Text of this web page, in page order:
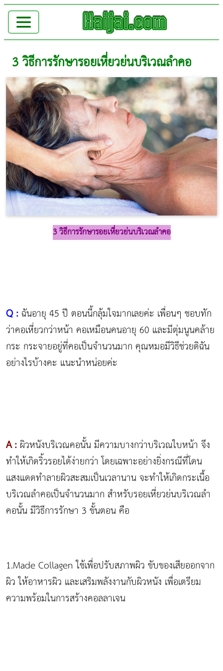
3 วิธีการรักษารอยเหี่ยวย่นบริเวณลำคอ
3 วิธีการรักษารอยเหี่ยวย่นบริเวณลำคอ
Q :ฉันอายุ 45 ปี ตอนนี้กลุ้มใจมากเลยค่ะ เพื่อนๆ ชอบทัก
ว่าคอเหี่ยวกว่าหน้า คอเหมือนคนอายุ 60 และมีตุ่มนูนคล้าย
กระ กระจายอยู่ที่คอเป็นจำนวนมาก คุณหมอมีวิธีช่วยดิฉัน
อย่างไรบ้างคะ แนะนำหน่อยค่ะ
A :ผิวหนังบริเวณคอนั้น มีความบางกว่าบริเวณใบหน้า จึง
ทำให้เกิดริ้วรอยได้ง่ายกว่า โดยเฉพาะอย่างยิ่งกรณีที่โดน
แสงแดดทำลายผิวสะสมเป็นเวลานาน จะทำให้เกิดกระเนื้อ
บริเวณลำคอเป็นจำนวนมาก สำหรับรอยเหี่ยวย่นบริเวณลำ
คอนั้น มีวิธีการรักษา 3 ขั้นตอน คือ
1.Made Collagen ใช้เพื่อปรับสภาพผิว ขับของเสียออกจาก
ผิว ให้อาหารผิว และเสริมพลังงานกับผิวหนัง เพื่อเตรียม
ความพร้อมในการสร้างคอลลาเจน